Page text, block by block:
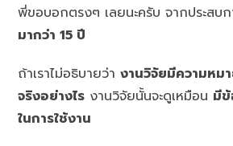
พี่ขอบอกตรงๆ เลยนะครับ จากประสบ
มากว่า 15 ปี
ถ้าเราไม่อธิบายว่างานวิจัยมีความหม
จริงอย่างไร งานวิจัยนั้นจะดูเหมือน มี
ในการใช้งาน